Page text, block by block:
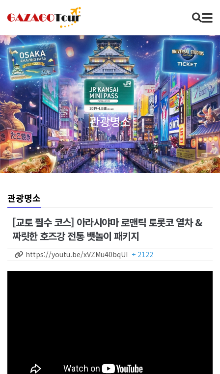
관광명소
관광명소
[교토 필수 코스] 아라시야마 로맨틱 토롯코 열차 &
짜릿한 호즈강 전통 뱃놀이 패키지
https://youtu.be/xVZMu40bqUI + 2122